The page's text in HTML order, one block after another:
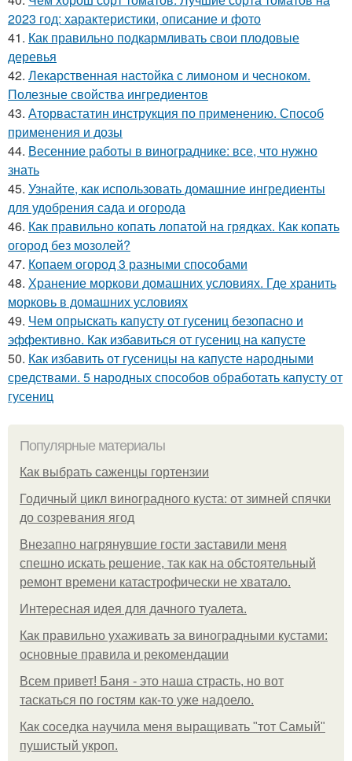
2023 год: характеристики, описание и фото
41. Как правильно подкармливать свои плодовые
деревья
42. Лекарственная настойка с лимоном и чесноком.
Полезные свойства ингредиентов
43. Аторвастатин инструкция по применению. Способ
применения и дозы
44. Весенние работы в винограднике: все, что нужно
знать
45. Узнайте, как использовать домашние ингредиенты
для удобрения сада и огорода
46. Как правильно копать лопатой на грядках. Как копать
огород без мозолей?
47. Копаем огород 3 разными способами
48. Хранение моркови домашних условиях. Где хранить
морковь в домашних условиях
49. Чем опрыскать капусту от гусениц безопасно и
эффективно. Как избавиться от гусениц на капусте
50. Как избавить от гусеницы на капусте народными
средствами. 5 народных способов обработать капусту от
гусениц
Популярные материалы
Как выбрать саженцы гортензии
Годичный цикл виноградного куста: от зимней спячки
до созревания ягод
Внезапно нагрянувшие гости заставили меня
спешно искать решение, так как на обстоятельный
ремонт времени катастрофически не хватало.
Интересная идея для дачного туалета.
Как правильно ухаживать за виноградными кустами:
основные правила и рекомендации
Всем привет! Баня - это наша страсть, но вот
таскаться по гостям как-то уже надоело.
Как соседка научила меня выращивать "тот Самый"
пушистый укроп.